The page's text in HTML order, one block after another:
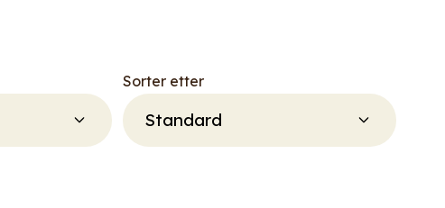
Sorter etter